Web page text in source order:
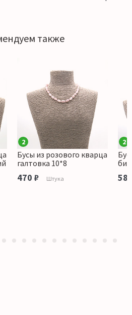
также
2
Бусы из розового кварца
галтовка 10*8
470 ₽ Штука
2